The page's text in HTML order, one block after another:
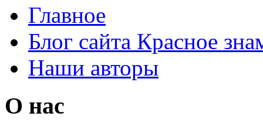
Главное
Блог сайта Красное
Наши авторы
О нас